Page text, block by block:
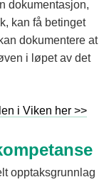
dokumentasjon,
kan få betinget
dokumentere at
i løpet av det
i Viken her >>
opptaksgrunnlag